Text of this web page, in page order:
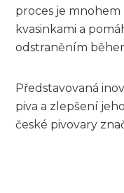
proces je
kvasinkami a
odstraněním
Představovaná
piva a zlepšení
české pivovary